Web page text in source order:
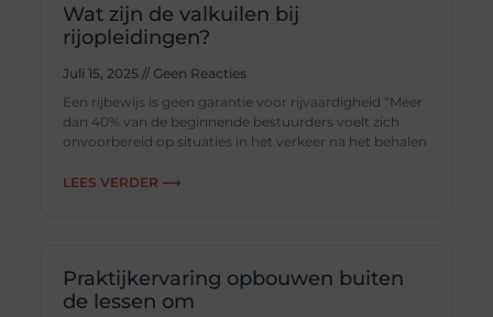
Wat zijn de valkuilen bij
rijopleidingen?
Juli 15, 2025
Geen Reacties
Een rijbewijs is geen garantie voor rijvaardigheid “Meer
dan 40% van de beginnende bestuurders voelt zich
onvoorbereid op situaties in het verkeer na het behalen
LEES VERDER ⟶
Praktijkervaring opbouwen buiten
de lessen om